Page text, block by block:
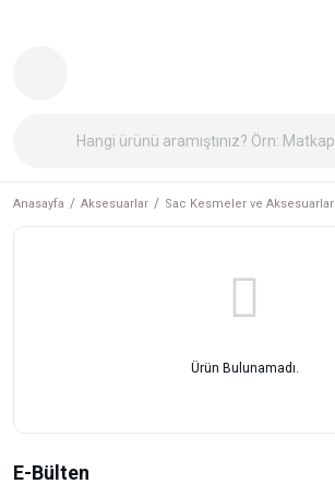
Anasayfa Aksesuarlar Sac Kesmeler ve Aksesuarlar
Ürün Bulunamadı.
E-Bülten